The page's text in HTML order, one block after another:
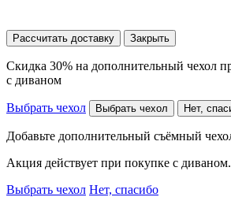
Рассчитать доставку Закрыть
Скидка 30% на дополнительный чехол
с диваном
Выбрать чехол Выбрать чехол Нет,
Добавьте дополнительный съёмный
Акция действует при покупке с диваном.
Выбрать чехол Нет, спасибо